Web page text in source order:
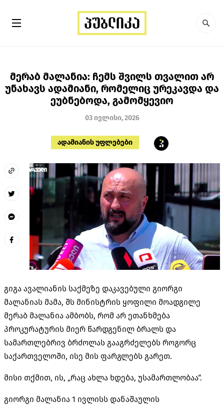
მერაბ მალანია: ჩემს შვილს თვალით არ
უნახავს ადამიანი, რომელიც ურეკავდა და
ეუბნებოდა, გამომყევიო
03 ივლისი, 2026
ადამიანის უფლებები
გიგა ავალიანის საქმეზე დაკავებული გიორგი
მალანიას მამა, შს მინისტრის ყოფილი მოადგილე
მერაბ მალანია ამბობს, რომ არ ეთანხმება
პროკურატურის მიერ წარდგენილ ბრალს და
სამართლებრივ ბრძოლას გააგრძელებს როგორც
საქართველოში, ისე მის ფარგლებს გარეთ.
მისი თქმით, ის, „რაც ახლა ხდება, უსამართლობაა“.
გიორგი მალანია 1 ივლისს დანაშაულის